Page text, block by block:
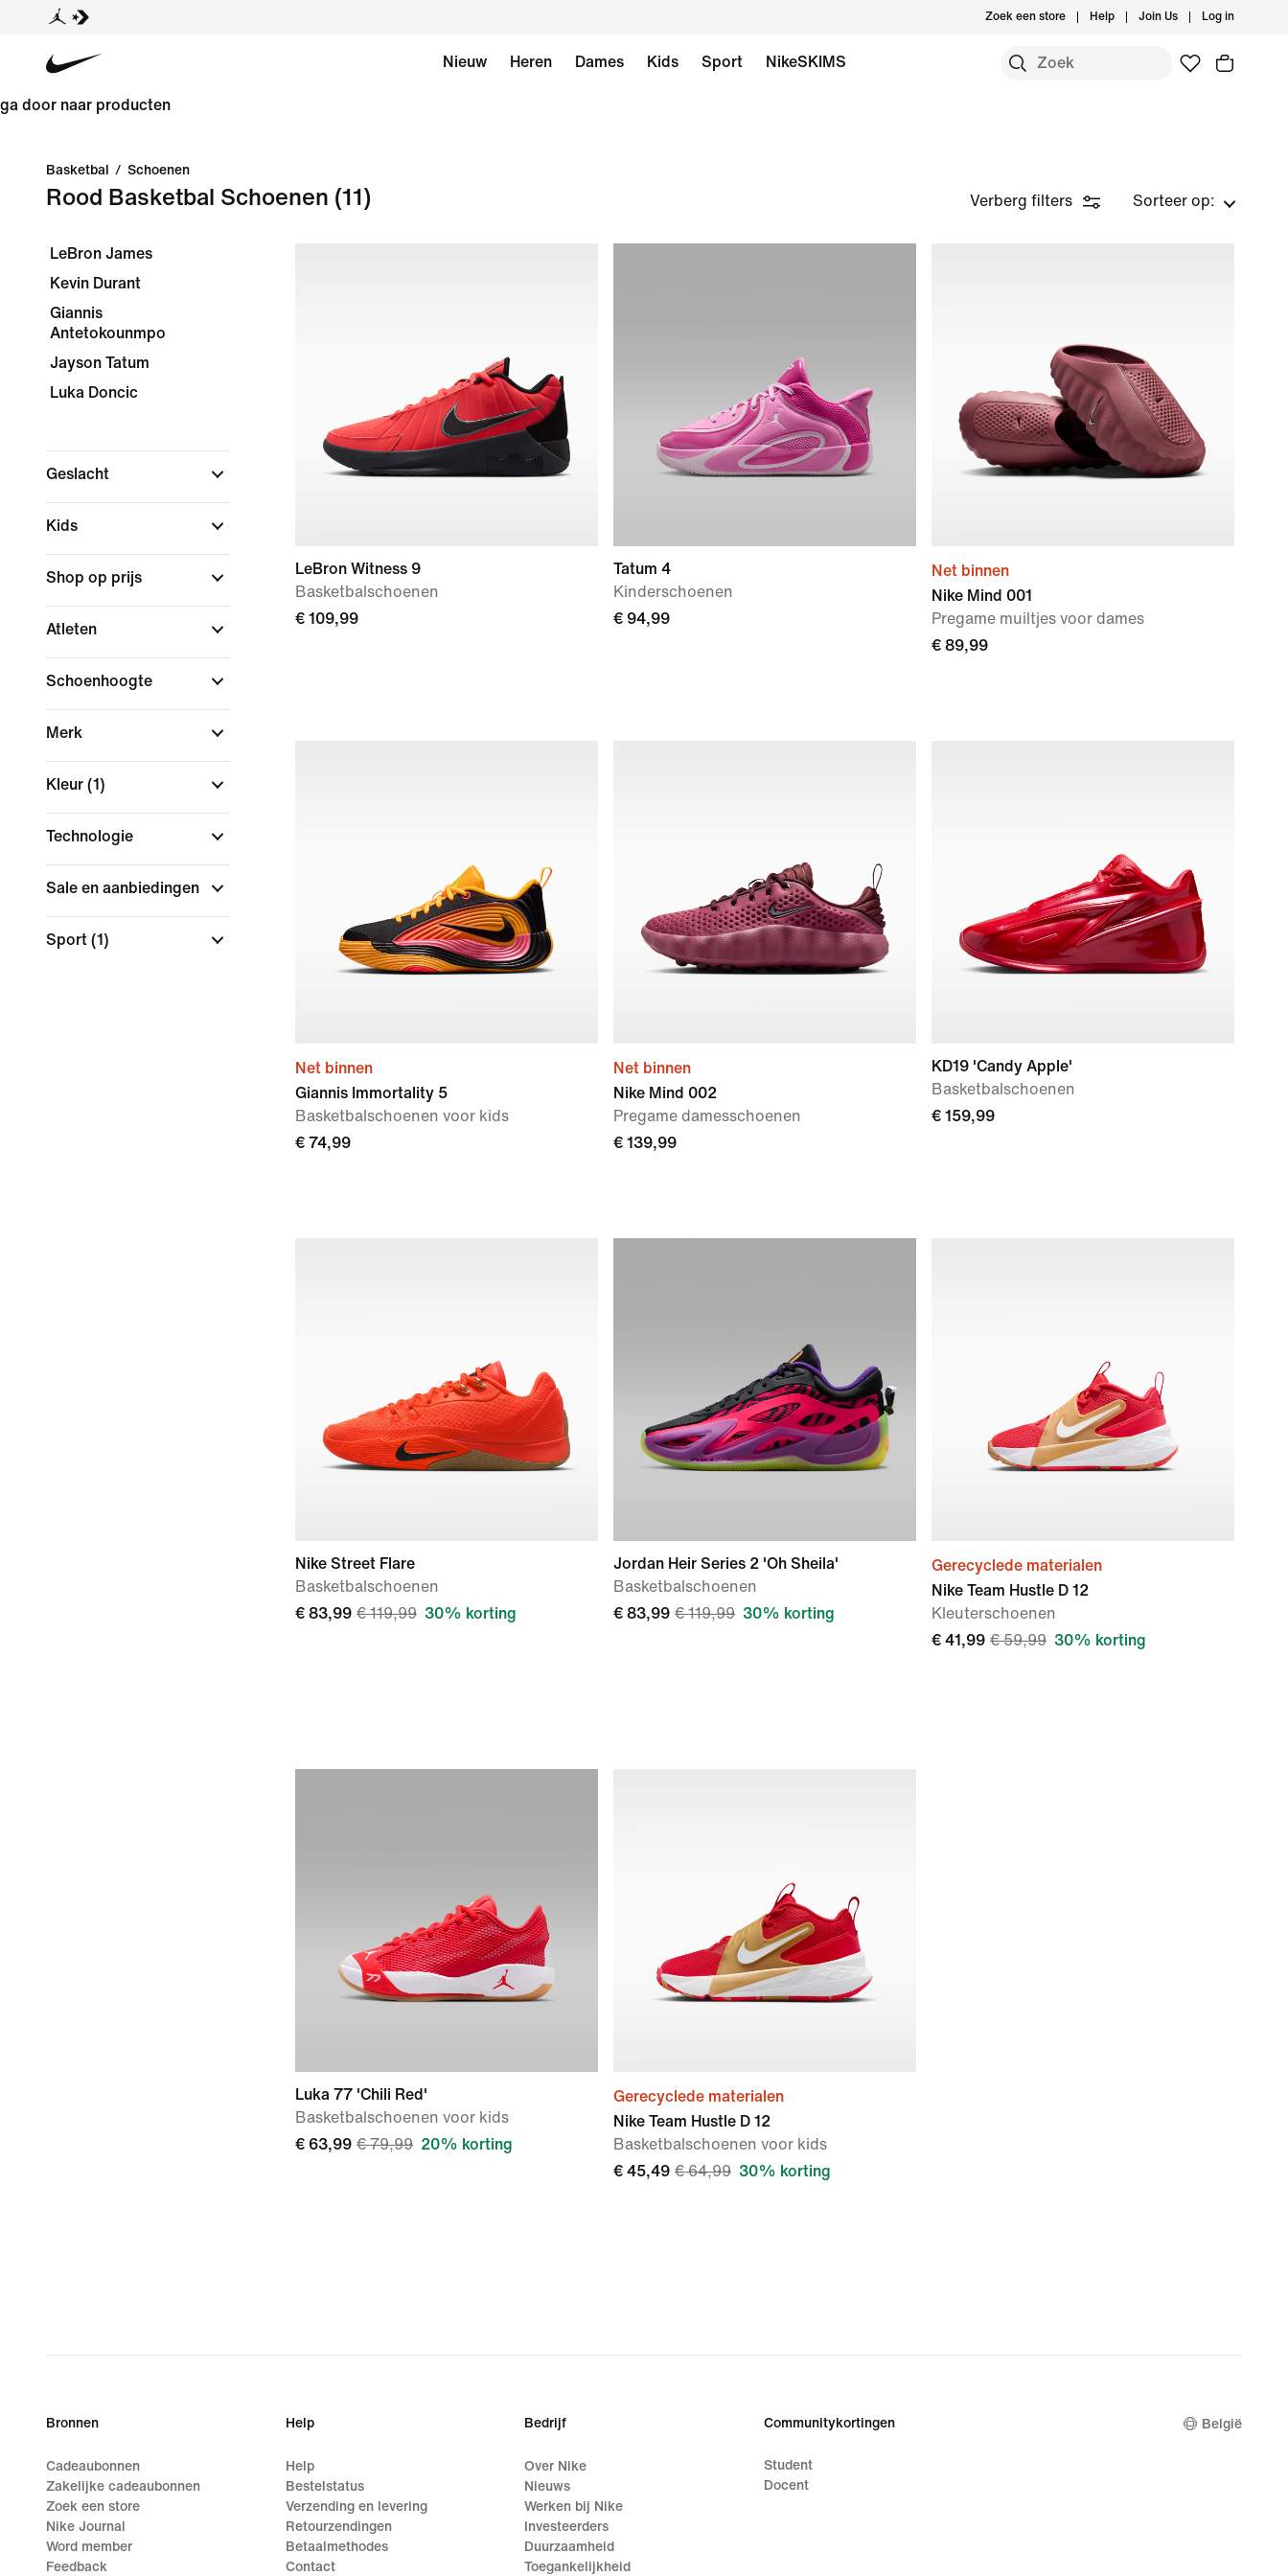
Zoek een store Help Join Us Log in
Nieuw Heren Dames Kids Sport NikeSKIMS
ga door naar producten
Basketbal / Schoenen
Rood Basketbal Schoenen (11) Verberg filters Sorteer op:
LeBron James
Kevin Durant
Giannis
Antetokounmpo
Jayson Tatum
Luka Doncic
Geslacht
Kids
Shop op prijs
Atleten
Schoenhoogte
Merk
Kleur (1)
Technologie
Sale en aanbiedingen
Sport (1)
LeBron Witness 9
Basketbalschoenen
€ 109,99
Tatum 4
Kinderschoenen
€ 94,99
Net binnen
Nike Mind 001
Pregame muiltjes voor dames
€ 89,99
Net binnen
Giannis Immortality 5
Basketbalschoenen voor kids
€ 74,99
Net binnen
Nike Mind 002
Pregame damesschoenen
€ 139,99
KD19 'Candy Apple'
Basketbalschoenen
€ 159,99
Nike Street Flare
Basketbalschoenen
€ 83,99 € 119,99 30% korting
Jordan Heir Series 2 'Oh Sheila'
Basketbalschoenen
€ 83,99 € 119,99 30% korting
Gerecyclede materialen
Nike Team Hustle D 12
Kleuterschoenen
€ 41,99 € 59,99 30% korting
Luka 77 'Chili Red'
Basketbalschoenen voor kids
€ 63,99 € 79,99 20% korting
Gerecyclede materialen
Nike Team Hustle D 12
Basketbalschoenen voor kids
€ 45,49 € 64,99 30% korting
Bronnen
Cadeaubonnen
Zakelijke cadeaubonnen
Zoek een store
Nike Journal
Word member
Feedback
Help
Help
Bestelstatus
Verzending en levering
Retourzendingen
Betaalmethodes
Contact
Bedrijf
Over Nike
Nieuws
Werken bij Nike
Investeerders
Duurzaamheid
Toegankelijkheid
Communitykortingen
Student
Docent
België